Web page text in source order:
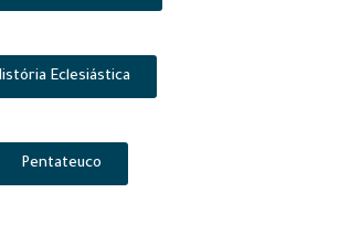
Eclesiástica
Pentateuco